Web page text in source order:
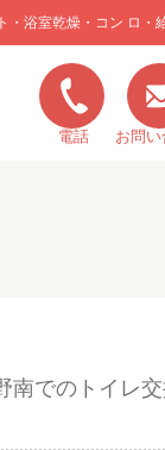
浴室乾燥・コン ロ・
電話 お問
南でのトイレ